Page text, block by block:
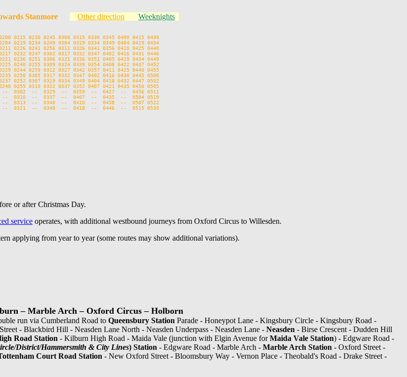
Stanmore Other direction Weeknights
0230 0245 0300 0315 0330 0345 0400 0415 0430
0219 0234 0249 0304 0319 0334 0349 0404 0419 0434
0241 0256 0311 0326 0341 0356 0410 0425 0440
0247 0302 0317 0332 0347 0402 0416 0431 0446
0251 0306 0321 0336 0351 0405 0419 0434 0449
0255 0309 0324 0339 0354 0408 0422 0437 0452
0259 0312 0327 0342 0357 0411 0425 0440 0455
0305 0317 0332 0347 0402 0416 0430 0445 0500
0307 0319 0334 0349 0404 0418 0432 0447 0502
0310 0322 0337 0352 0407 0421 0435 0450 0505
0302  --  0329  --  0359  --  0427  --  0456 0511
--  0337  --  0407  --  0435  --  0504 0519
--  0340  --  0410  --  0438  --  0507 0522
--  0348  --  0418  --  0446  --  0515 0530
or after Christmas Day.
service operates, with additional westbound journeys from Oxford Circus to Willesden.
applying from year to year (some routes may show additional variations).
– Marble Arch – Oxford Circus – Holborn
run via Cumberland Road to Queensbury Station Parade - Honeypot Lane - Kingsbury Circle - Kingsbury Road -
- Blackbird Hill - Neasden Lane North - Neasden Underpass - Neasden Lane - Neasden - Birse Crescent - Dudden Hill
Road Station - Kilburn High Road - Maida Vale (junction with Elgin Avenue forMaida Vale Station) - Edgware Road -
District/Hammersmith & City Lines) Station - Edgware Road - Marble Arch - Marble Arch Station - Oxford Street -
Court Road Station - New Oxford Street - Bloomsbury Way - Vernon Place - Theobald's Road - Drake Street -